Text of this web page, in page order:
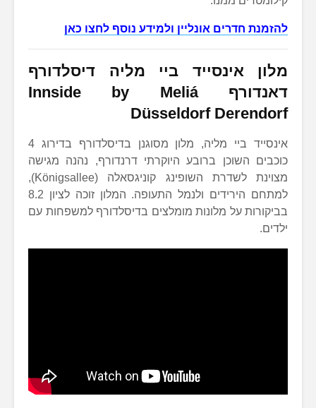
להזמנת חדרים אונליין ולמידע נוסף לחצו כאן
מלון אינסייד ביי מליה דיסלדורף
דאנדורף
Innside by Meliá
Düsseldorf Derendorf
אינסייד ביי מליה, מלון מסוגנן בדיסלדורף בדירוג 4
כוכבים השוכן ברובע היוקרתי דרנדורף, נהנה מגישה
מצוינת לשדרת השופינג קוניגסאלה (Königsallee),
למתחם הירידים ולנמל התעופה. המלון זוכה לציון 8.2
בביקורות על מלונות מומלצים בדיסלדורף למשפחות עם
ילדים.